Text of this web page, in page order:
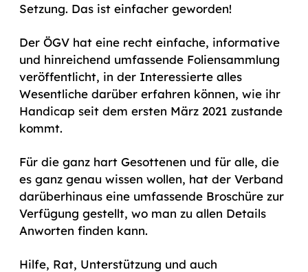
Setzung. Das ist einfacher geworden!
Der ÖGV hat eine recht einfache, informative
und hinreichend umfassende Foliensammlung
veröffentlicht, in der Interessierte alles
Wesentliche darüber erfahren können, wie ihr
Handicap seit dem ersten März 2021 zustande
kommt.
Für die ganz hart Gesottenen und für alle, die
es ganz genau wissen wollen, hat der Verband
darüberhinaus eine umfassende Broschüre zur
Verfügung gestellt, wo man zu allen Details
Anworten finden kann.
Hilfe, Rat, Unterstützung und auch